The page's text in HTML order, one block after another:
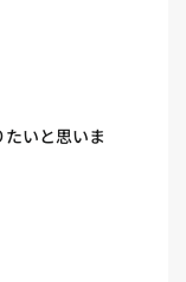
いと思いま